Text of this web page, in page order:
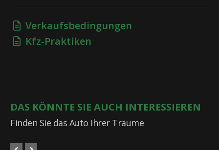
Verkaufsbedingungen
Kfz-Praktiken
DAS KÖNNTE SIE AUCH INTERESSIEREN
Finden Sie das Auto Ihrer Träume